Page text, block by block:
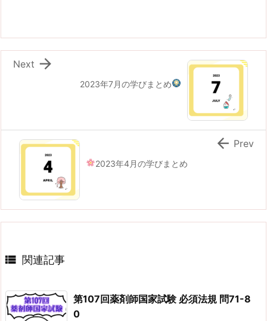
2023年7月の学びまとめ

Next
2023年4月の学びまとめ
 Prev
 関連記事
第107回薬剤師国家試験 必須法規 問71-8
0